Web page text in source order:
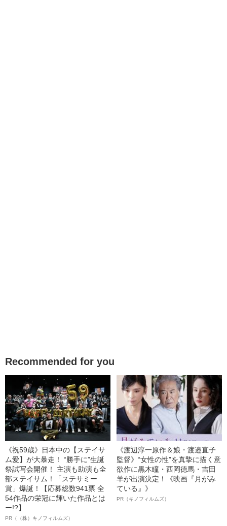
Recommended for you
《祝59歳》日本中の【ステイサ
ム愛】が大暴走！ “勝手に”生誕
祭試写会開催！ 主演も助演も全
部ステイサム！「ステサミー
賞」爆誕！【応募総数941票 全
54作品の栄冠に輝いた作品とは
ー!?】
PR（（株）キノフィルムズ）
《渡辺淳一原作＆娘・渡邉直子
監督》“女性の性”を真摯に描く意
欲作に黒木瞳・西岡德馬・吉田
羊が出演決定！《映画『月がみ
ている』》
PR（キノフィルムズ）